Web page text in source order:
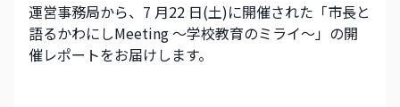
運営事務局から、7 月22 日(土)に開催された「市長と
語るかわにしMeeting ～学校教育のミライ～」の開
催レポートをお届けします。